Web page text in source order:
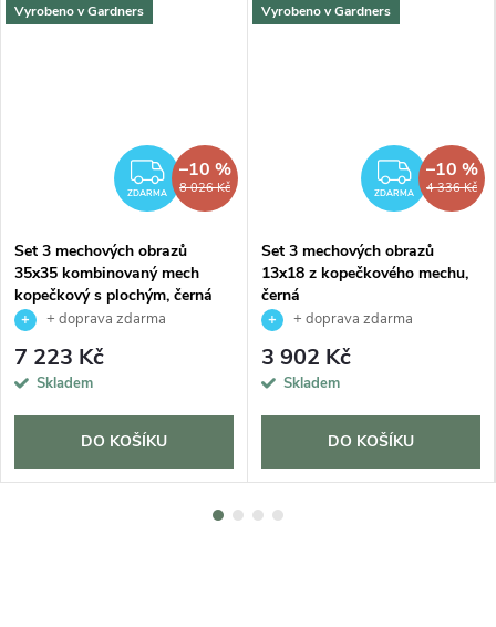
Vyrobeno v Gardners
ZDARMA
ZDARMA 8 026 Kč
–10 %
Set 3 mechových obrazů
35x35 kombinovaný mech
kopečkový s plochým, černá
+ doprava zdarma
7 223 Kč
Skladem
DO KOŠÍKU
Vyrobeno v Gardners
ZDARMA 4 336 Kč
–10 %
Set 3 mechových obrazů
13x18 z kopečkového mechu,
černá
+ doprava zdarma
3 902 Kč
Skladem
DO KOŠÍKU